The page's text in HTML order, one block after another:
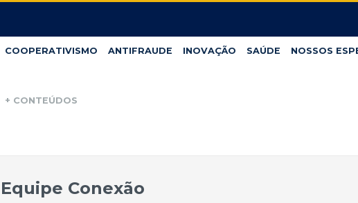
COOPERATIVISMO ANTIFRAUDE INOVAÇÃO SAÚDE NOSSOS
+ CONTEÚDOS
Equipe Conexão